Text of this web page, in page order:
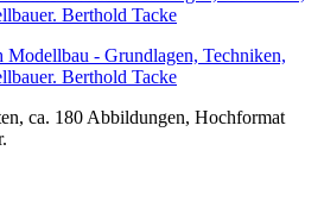
Modellbau - Grundlagen, Techniken,
Berthold Tacke
ca. 180 Abbildungen, Hochformat